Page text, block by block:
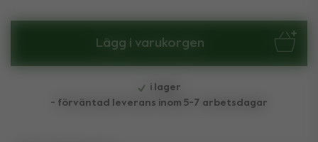
Lägg i varukorgen
i lager
- förväntad leverans inom 5-7 arbetsdagar